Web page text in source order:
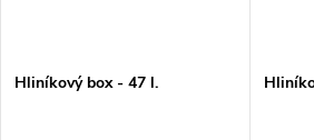
Hliníkový box - 47 l.